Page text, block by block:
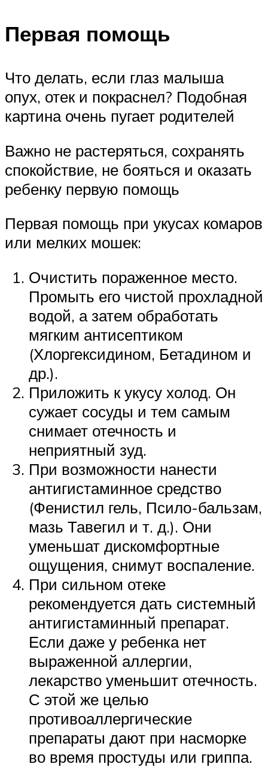
Первая помощь
Что делать, если глаз малыша
опух, отек и покраснел? Подобная
картина очень пугает родителей
Важно не растеряться, сохранять
спокойствие, не бояться и оказать
ребенку первую помощь
Первая помощь при укусах комаров
или мелких мошек:
Очистить пораженное место.
Промыть его чистой прохладной
водой, а затем обработать
мягким антисептиком
(Хлоргексидином, Бетадином и
др.).
Приложить к укусу холод. Он
сужает сосуды и тем самым
снимает отечность и
неприятный зуд.
При возможности нанести
антигистаминное средство
(Фенистил гель, Псило-бальзам,
мазь Тавегил и т. д.). Они
уменьшат дискомфортные
ощущения, снимут воспаление.
При сильном отеке
рекомендуется дать системный
антигистаминный препарат.
Если даже у ребенка нет
выраженной аллергии,
лекарство уменьшит отечность.
С этой же целью
противоаллергические
препараты дают при насморке
во время простуды или гриппа.